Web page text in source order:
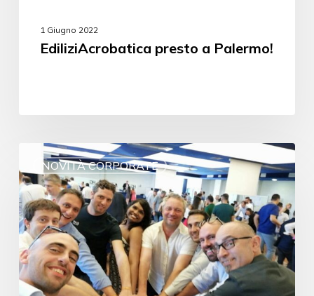
1 Giugno 2022
EdiliziAcrobatica presto a Palermo!
NOVITÀ CORPORATE